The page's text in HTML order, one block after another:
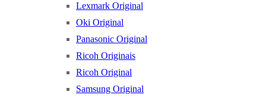
Lexmark Original
Oki Original
Panasonic Original
Ricoh Originais
Ricoh Original
Samsung Original